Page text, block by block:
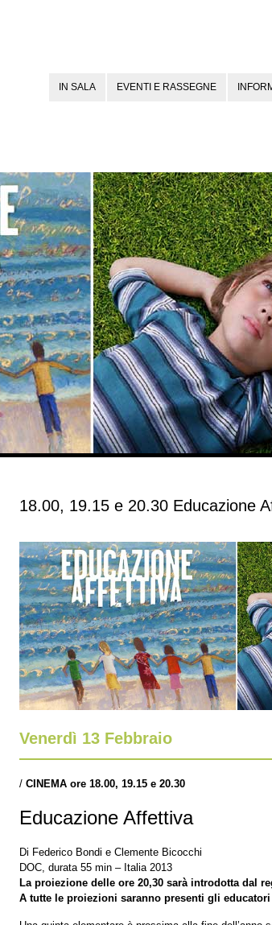
IN SALA EVENTI E RASSEGNE
18.00, 19.15 e 20.30 Educazione
Venerdì 13 Febbraio
/ CINEMA ore 18.00, 19.15 e 20.30
Educazione Affettiva
Di Federico Bondi e Clemente Bicocchi
DOC, durata 55 min – Italia 2013
La proiezione delle ore 20,30 sarà introdotta dal
A tutte le proiezioni saranno presenti gli educatori